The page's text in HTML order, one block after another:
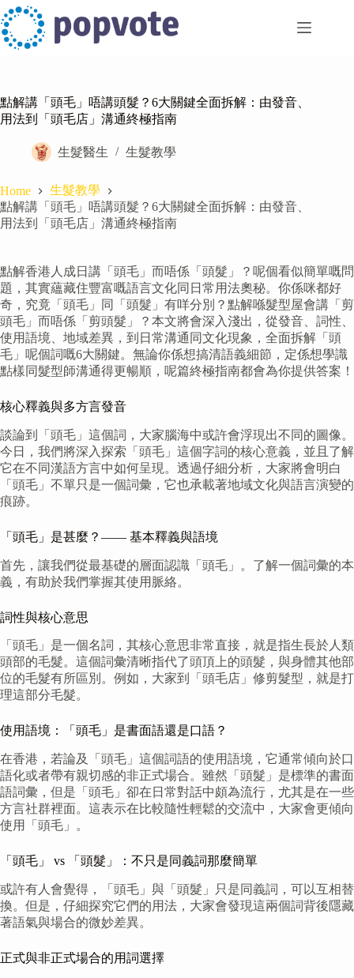
Skip
to
content
點解講「頭毛」唔講頭髮？6大關鍵全面拆解：由發音、
用法到「頭毛店」溝通終極指南
生髮醫生 生髮教學
Home
生髮教學
點解講「頭毛」唔講頭髮？6大關鍵全面拆解：由發音、
用法到「頭毛店」溝通終極指南
點解香港人成日講「頭毛」而唔係「頭髮」？呢個看似簡單嘅問
題，其實蘊藏住豐富嘅語言文化同日常用法奧秘。你係咪都好
奇，究竟「頭毛」同「頭髮」有咩分別？點解喺髮型屋會講「剪
頭毛」而唔係「剪頭髮」？本文將會深入淺出，從發音、詞性、
使用語境、地域差異，到日常溝通同文化現象，全面拆解「頭
毛」呢個詞嘅6大關鍵。無論你係想搞清語義細節，定係想學識
點樣同髮型師溝通得更暢順，呢篇終極指南都會為你提供答案！
核心釋義與多方言發音
談論到「頭毛」這個詞，大家腦海中或許會浮現出不同的圖像。
今日，我們將深入探索「頭毛」這個字詞的核心意義，並且了解
它在不同漢語方言中如何呈現。透過仔細分析，大家將會明白
「頭毛」不單只是一個詞彙，它也承載著地域文化與語言演變的
痕跡。
「頭毛」是甚麼？—— 基本釋義與語境
首先，讓我們從最基礎的層面認識「頭毛」。了解一個詞彙的本
義，有助於我們掌握其使用脈絡。
詞性與核心意思
「頭毛」是一個名詞，其核心意思非常直接，就是指生長於人類
頭部的毛髮。這個詞彙清晰指代了頭頂上的頭髮，與身體其他部
位的毛髮有所區別。例如，大家到「頭毛店」修剪髮型，就是打
理這部分毛髮。
使用語境：「頭毛」是書面語還是口語？
在香港，若論及「頭毛」這個詞語的使用語境，它通常傾向於口
語化或者帶有親切感的非正式場合。雖然「頭髮」是標準的書面
語詞彙，但是「頭毛」卻在日常對話中頗為流行，尤其是在一些
方言社群裡面。這表示在比較隨性輕鬆的交流中，大家會更傾向
使用「頭毛」。
「頭毛」 vs 「頭髮」：不只是同義詞那麼簡單
或許有人會覺得，「頭毛」與「頭髮」只是同義詞，可以互相替
換。但是，仔細探究它們的用法，大家會發現這兩個詞背後隱藏
著語氣與場合的微妙差異。
正式與非正式場合的用詞選擇